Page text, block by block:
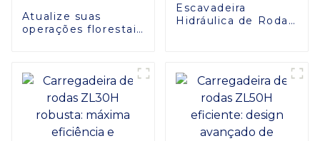
Atualize suas
operações florestais
Escavadeira
Hidráulica de Rodas